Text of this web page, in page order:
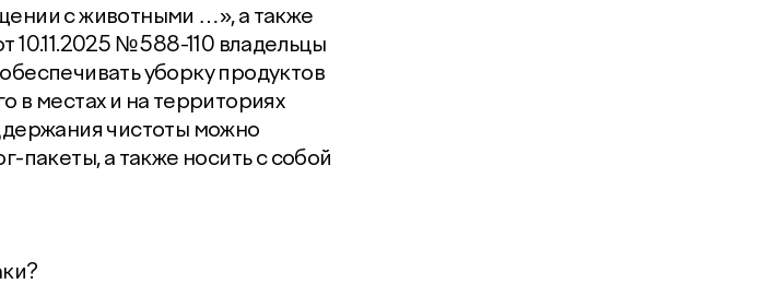
с животными …», а также
№ 588-110 владельцы
уборку продуктов
в местах и на территориях
чистоты можно
пакеты, а также носить с собой